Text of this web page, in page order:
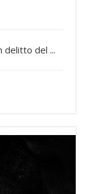
delitto del ...